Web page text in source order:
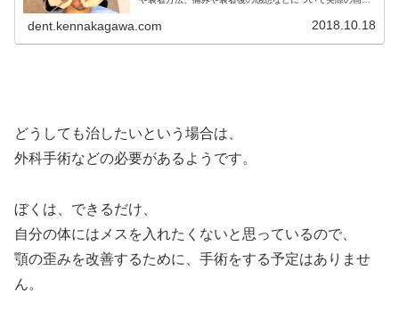
dent.kennakagawa.com 2018.10.18
どうしても治したいという場合は、
外科手術などの必要があるようです。
ぼくは、できるだけ、
自分の体にはメスを入れたくないと思っているので、
顎の歪みを改善するために、手術をする予定はありませ
ん。